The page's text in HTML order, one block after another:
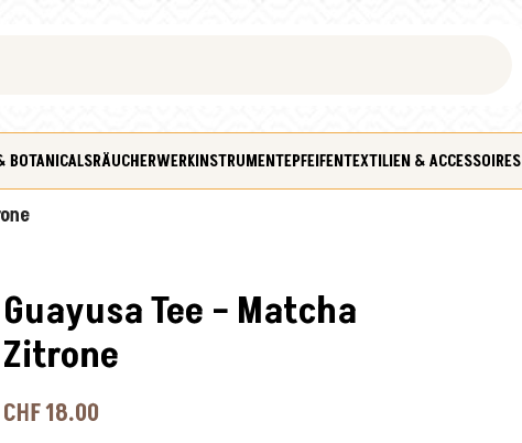
BOTANICALSRÄUCHERWERKINSTRUMENTEPFEIFENTEXTILIEN & ACCESSOIRES
Guayusa Tee – Matcha
Zitrone
CHF18.00